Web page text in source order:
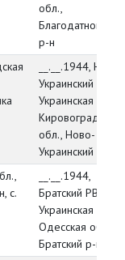
обл.,
Благодатновский
р-н
__.__.1944, Ново-
Украинский РВК,
Украинская ССР,
Кировоградская
обл., Ново-
Украинский р-н
с.
__.__.1944,
Братский РВК,
Украинская ССР,
Одесская обл.,
Братский р-н